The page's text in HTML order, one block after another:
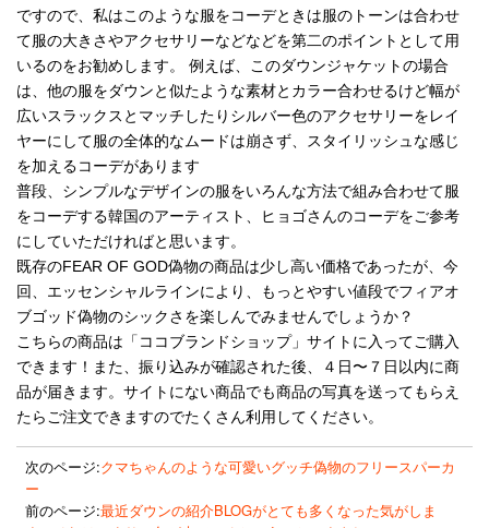
ですので、私はこのような服をコーデときは服のトーンは合わせ
て服の大きさやアクセサリーなどなどを第二のポイントとして用
いるのをお勧めします。 例えば、このダウンジャケットの場合
は、他の服をダウンと似たような素材とカラー合わせるけど幅が
広いスラックスとマッチしたりシルバー色のアクセサリーをレイ
ヤーにして服の全体的なムードは崩さず、スタイリッシュな感じ
を加えるコーデがあります
普段、シンプルなデザインの服をいろんな方法で組み合わせて服
をコーデする韓国のアーティスト、ヒョゴさんのコーデをご参考
にしていただければと思います。
既存のFEAR OF GOD偽物の商品は少し高い価格であったが、今
回、エッセンシャルラインにより、もっとやすい値段でフィアオ
ブゴッド偽物のシックさを楽しんでみませんでしょうか？
こちらの商品は「ココブランドショップ」サイトに入ってご購入
できます！また、振り込みが確認された後、４日〜７日以内に商
品が届きます。サイトにない商品でも商品の写真を送ってもらえ
たらご注文できますのでたくさん利用してください。
次のページ:クマちゃんのような可愛いグッチ偽物のフリースパーカ
ー
前のページ:最近ダウンの紹介BLOGがとても多くなった気がしま